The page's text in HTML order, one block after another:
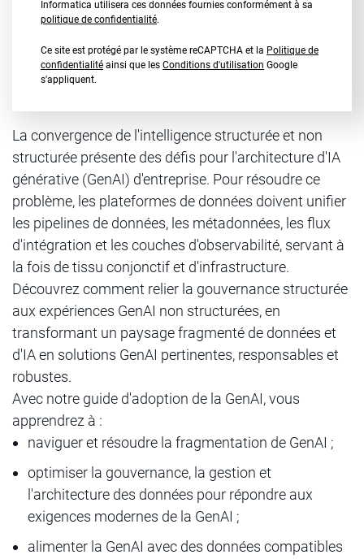
La convergence de l'intelligence structurée et non
structurée présente des défis pour l'architecture d'IA
générative (GenAI) d'entreprise. Pour résoudre ce
problème, les plateformes de données doivent unifier
les pipelines de données, les métadonnées, les flux
d'intégration et les couches d'observabilité, servant à
la fois de tissu conjonctif et d'infrastructure.
Découvrez comment relier la gouvernance structurée
aux expériences GenAI non structurées, en
transformant un paysage fragmenté de données et
d'IA en solutions GenAI pertinentes, responsables et
robustes.
Avec notre guide d'adoption de la GenAI, vous
apprendrez à :
naviguer et résoudre la fragmentation de GenAI ;
optimiser la gouvernance, la gestion et
l'architecture des données pour répondre aux
exigences modernes de la GenAI ;
alimenter la GenAI avec des données compatibles
Informatica utilisera ces données fournies conformément à sa
politique de confidentialité.
Ce site est protégé par le système reCAPTCHA et la Politique de
confidentialité ainsi que les Conditions d'utilisation Google
s'appliquent.